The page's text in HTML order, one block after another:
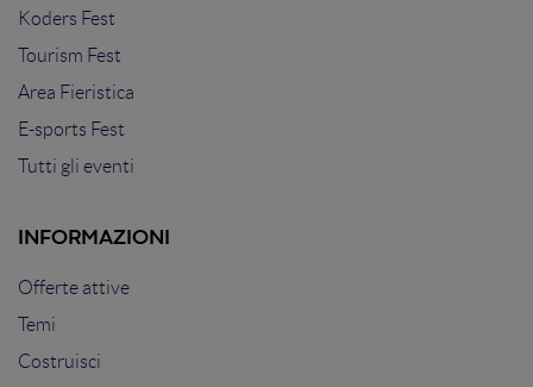
Koders Fest
Tourism Fest
Area Fieristica
E-sports Fest
Tutti gli eventi
INFORMAZIONI
Offerte attive
Temi
Costruisci